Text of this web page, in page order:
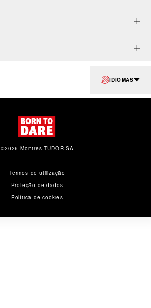
IDIOMAS
Termos de utilização
Proteção de dados
Política de cookies
©2026 Montres TUDOR SA